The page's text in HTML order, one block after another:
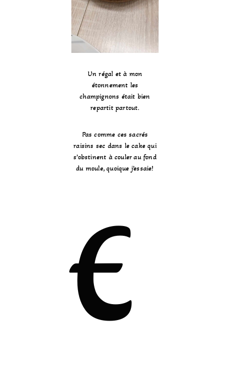
Un régal et à mon
étonnement les
champignons était bien
repartit partout.
Pas comme ces sacrés
raisins sec dans le cake qui
s’obstinent à couler au fond
du moule, quoique j’essaie!
E